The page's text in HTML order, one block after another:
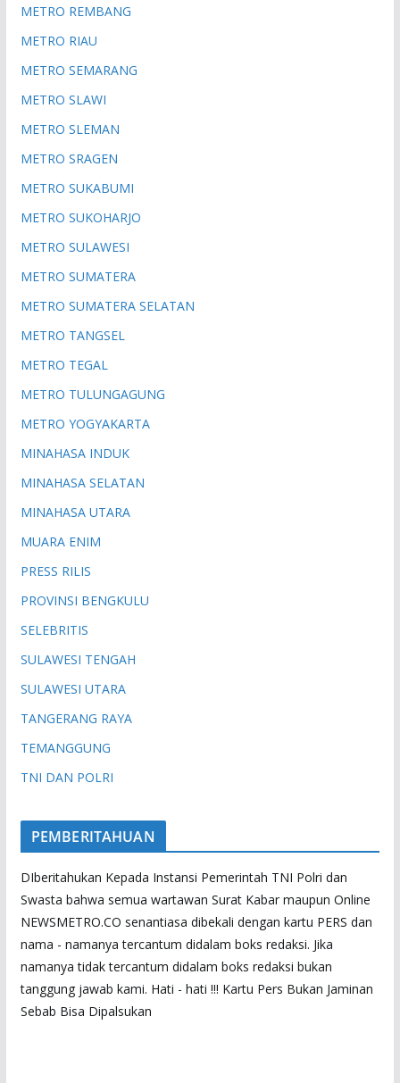
METRO REMBANG
METRO RIAU
METRO SEMARANG
METRO SLAWI
METRO SLEMAN
METRO SRAGEN
METRO SUKABUMI
METRO SUKOHARJO
METRO SULAWESI
METRO SUMATERA
METRO SUMATERA SELATAN
METRO TANGSEL
METRO TEGAL
METRO TULUNGAGUNG
METRO YOGYAKARTA
MINAHASA INDUK
MINAHASA SELATAN
MINAHASA UTARA
MUARA ENIM
PRESS RILIS
PROVINSI BENGKULU
SELEBRITIS
SULAWESI TENGAH
SULAWESI UTARA
TANGERANG RAYA
TEMANGGUNG
TNI DAN POLRI
PEMBERITAHUAN
DIberitahukan Kepada Instansi Pemerintah TNI Polri dan
Swasta bahwa semua wartawan Surat Kabar maupun Online
NEWSMETRO.CO senantiasa dibekali dengan kartu PERS dan
nama - namanya tercantum didalam boks redaksi. Jika
namanya tidak tercantum didalam boks redaksi bukan
tanggung jawab kami. Hati - hati !!! Kartu Pers Bukan Jaminan
Sebab Bisa Dipalsukan